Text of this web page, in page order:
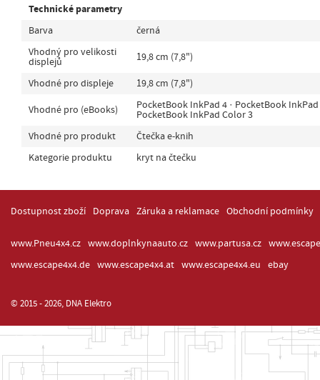
Technické parametry
Barva
černá
Vhodný pro velikosti
displejů
19,8 cm (7,8")
Vhodné pro displeje 19,8 cm (7,8")
Vhodné pro (eBooks)
PocketBook InkPad 4 · PocketBook InkPad
PocketBook InkPad Color 3
Vhodné pro produkt
Čtečka e-knih
Kategorie produktu
kryt na čtečku
Dostupnost zboží Doprava Záruka a reklamace Obchodní podmínky
www.Pneu4x4.cz www.doplnkynaauto.cz www.partusa.cz
www.escape4x4.de
www.escape4x4.at www.escape4x4.eu ebay
© 2015 - 2026, DNA Elektro